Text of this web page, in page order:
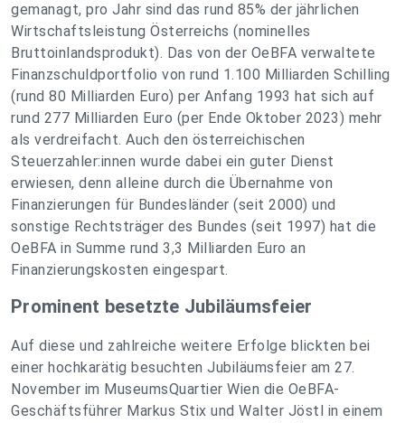
gemanagt, pro Jahr sind das rund 85% der jährlichen
Wirtschaftsleistung Österreichs (nominelles
Bruttoinlandsprodukt). Das von der OeBFA verwaltete
Finanzschuldportfolio von rund 1.100 Milliarden Schilling
(rund 80 Milliarden Euro) per Anfang 1993 hat sich auf
rund 277 Milliarden Euro (per Ende Oktober 2023) mehr
als verdreifacht. Auch den österreichischen
Steuerzahler:innen wurde dabei ein guter Dienst
erwiesen, denn alleine durch die Übernahme von
Finanzierungen für Bundesländer (seit 2000) und
sonstige Rechtsträger des Bundes (seit 1997) hat die
OeBFA in Summe rund 3,3 Milliarden Euro an
Finanzierungskosten eingespart.
Prominent besetzte Jubiläumsfeier
Auf diese und zahlreiche weitere Erfolge blickten bei
einer hochkarätig besuchten Jubiläumsfeier am 27.
November im MuseumsQuartier Wien die OeBFA-
Geschäftsführer Markus Stix und Walter Jöstl in einem